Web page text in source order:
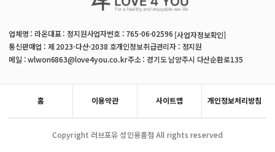
업체명 : 라온대표 : 정지원사업자번호 : 765-06-02596 [사업자정보확인]
통신판매업 : 제 2023-다산-2038 호개인정보취급관리자 : 정지원
메일 : wlwon6863@love4you.co.kr주소 : 경기도 남양주시 다산순환로135
홈 이용약관 사이트맵 개인정보처리방침
Copyright 러브포유 성인용품점 All rights reserved